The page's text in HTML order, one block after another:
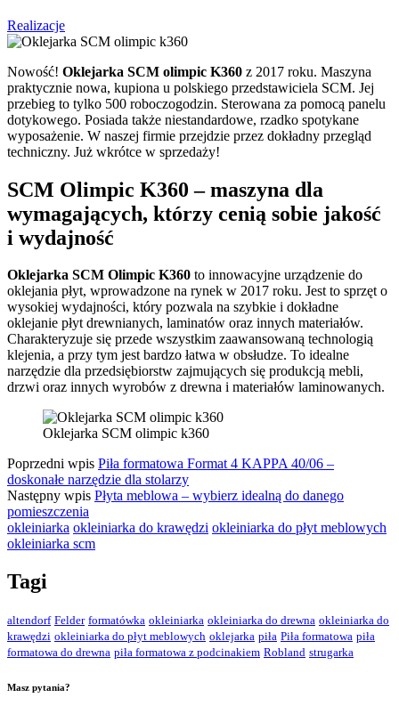
Realizacje
Nowość! Oklejarka SCM olimpic K360 z 2017 roku. Maszyna
praktycznie nowa, kupiona u polskiego przedstawiciela SCM. Jej
przebieg to tylko 500 roboczogodzin. Sterowana za pomocą panelu
dotykowego. Posiada także niestandardowe, rzadko spotykane
wyposażenie. W naszej firmie przejdzie przez dokładny przegląd
techniczny. Już wkrótce w sprzedaży!
SCM Olimpic K360 – maszyna dla
wymagających, którzy cenią sobie jakość
i wydajność
Oklejarka SCM Olimpic K360 to innowacyjne urządzenie do
oklejania płyt, wprowadzone na rynek w 2017 roku. Jest to sprzęt o
wysokiej wydajności, który pozwala na szybkie i dokładne
oklejanie płyt drewnianych, laminatów oraz innych materiałów.
Charakteryzuje się przede wszystkim zaawansowaną technologią
klejenia, a przy tym jest bardzo łatwa w obsłudze. To idealne
narzędzie dla przedsiębiorstw zajmujących się produkcją mebli,
drzwi oraz innych wyrobów z drewna i materiałów laminowanych.
Oklejarka SCM olimpic k360
Poprzedni wpis Piła formatowa Format 4 KAPPA 40/06 –
doskonałe narzędzie dla stolarzy
Następny wpis Płyta meblowa – wybierz idealną do danego
pomieszczenia
okleiniarka okleiniarka do krawędzi okleiniarka do płyt meblowych
okleiniarka scm
Tagi
altendorf Felder formatówka okleiniarka okleiniarka do drewna okleiniarka do
krawędzi okleiniarka do płyt meblowych oklejarka piła Piła formatowa piła
formatowa do drewna piła formatowa z podcinakiem Robland strugarka
Masz pytania?